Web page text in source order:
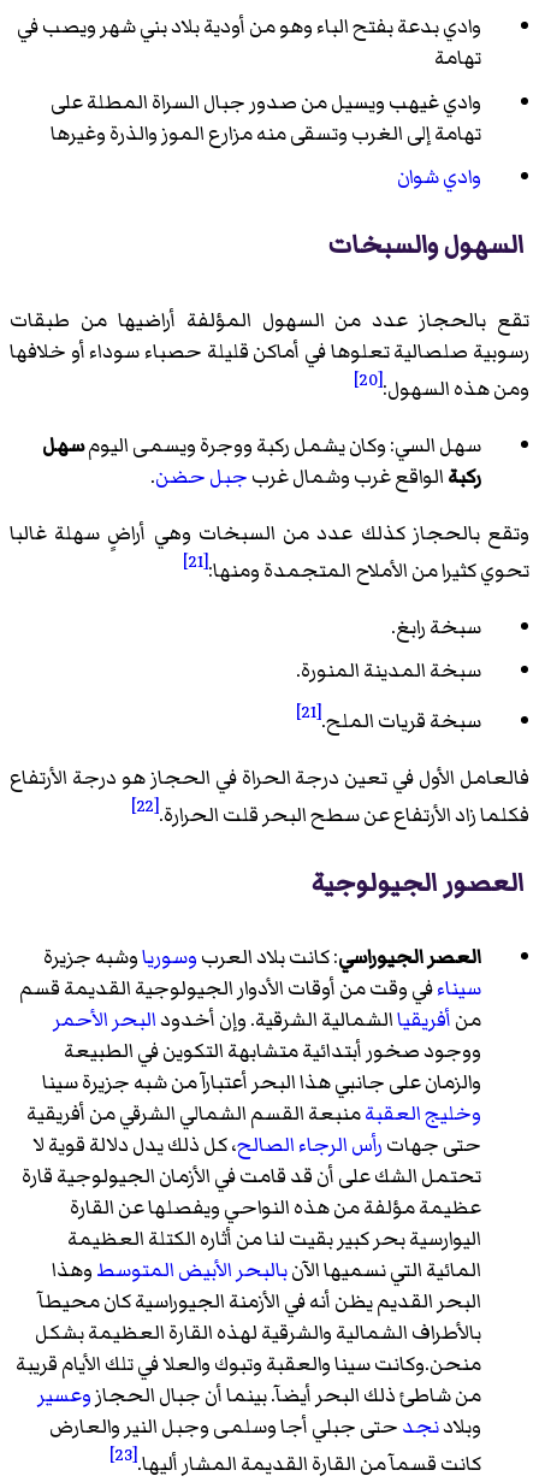
وادي بدعة بفتح الباء وهو من أودية بلاد بني شهر ويصب في
تهامة
وادي غيهب ويسيل من صدور جبال السراة المطلة على
تهامة إلى الغرب وتسقى منه مزارع الموز والذرة وغيرها
وادي شوان
السهول والسبخات
تقع بالحجاز عدد من السهول المؤلفة أراضيها من طبقات
رسوبية صلصالية تعلوها في أماكن قليلة حصباء سوداء أو خلافها
ومن هذه السهول:[20]
سهل السي: وكان يشمل ركبة ووجرة ويسمى اليومسهل
ركبةالواقع غرب وشمال غربجبل حضن.
وتقع بالحجاز كذلك عدد من السبخات وهي أراضٍ سهلة غالبا
تحوي كثيرا من الأملاح المتجمدة ومنها:[21]
سبخة رابغ.
سبخة المدينة المنورة.
سبخة قريات الملح.[21]
فالعامل الأول في تعين درجة الحراة في الحجاز هو درجة الأرتفاع
فكلما زاد الأرتفاع عن سطح البحر قلت الحرارة.[22]
العصور الجيولوجية
العصر الجيوراسي: كانت بلاد العربوسورياوشبه جزيرة
سيناءفي وقت من أوقات الأدوار الجيولوجية القديمة قسم
منأفريقياالشمالية الشرقية. وإن أخدودالبحر الأحمر
ووجود صخور أبتدائية متشابهة التكوين في الطبيعة
والزمان على جانبي هذا البحر أعتبارآ من شبه جزيرة سينا
وخليج العقبةمنبعة القسم الشمالي الشرقي من أفريقية
حتى جهاترأس الرجاء الصالح، كل ذلك يدل دلالة قوية لا
تحتمل الشك على أن قد قامت في الأزمان الجيولوجية قارة
عظيمة مؤلفة من هذه النواحي ويفصلها عن القارة
اليوارسية بحر كبير بقيت لنا من أثاره الكتلة العظيمة
المائية التي نسميها الآنبالبحر الأبيض المتوسطوهذا
البحر القديم يظن أنه في الأزمنة الجيوراسية كان محيطآ
بالأطراف الشمالية والشرقية لهذه القارة العظيمة بشكل
منحن.وكانت سينا والعقبة وتبوك والعلا في تلك الأيام قريبة
من شاطئ ذلك البحر أيضآ. بينما أن جبال الحجازوعسير
وبلادنجدحتى جبلي أجا وسلمى وجبل النير والعارض
كانت قسمآ من القارة القديمة المشار أليها.[23]